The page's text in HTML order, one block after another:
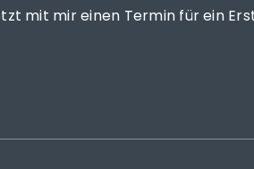
mit mir einen Termin für ein